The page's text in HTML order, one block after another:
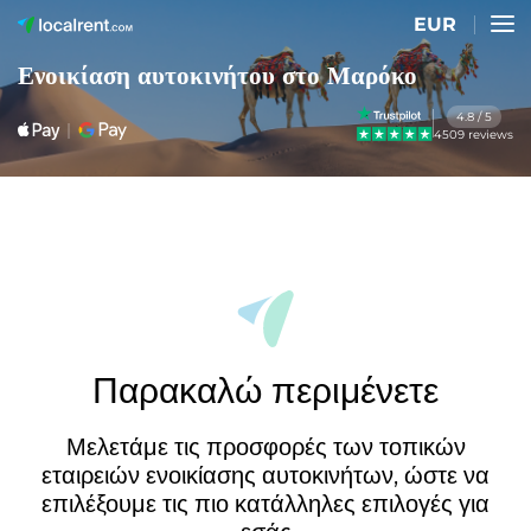
EUR
Ενοικίαση αυτοκινήτου στο Μαρόκο
4.8 / 5
4509 reviews
Παρακαλώ περιμένετε
Μελετάμε τις προσφορές των τοπικών
εταιρειών ενοικίασης αυτοκινήτων, ώστε να
επιλέξουμε τις πιο κατάλληλες επιλογές για